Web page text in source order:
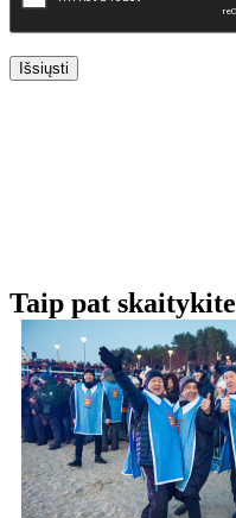
Išsiųsti
Taip pat skaitykite